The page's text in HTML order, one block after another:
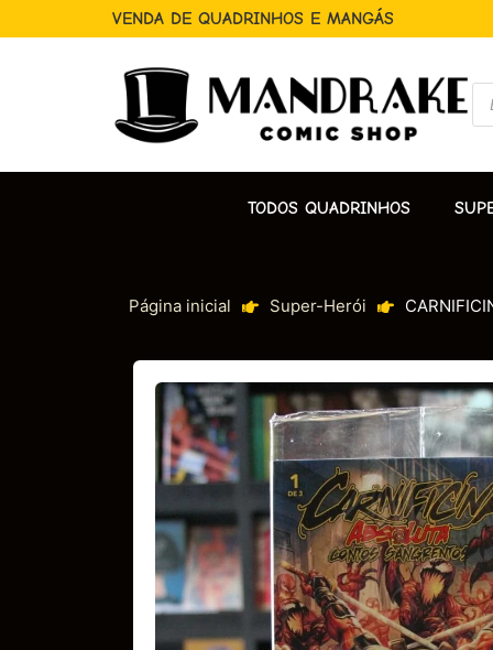
VENDA DE QUADRINHOS E MANGÁS
TODOS QUADRINHOS
Página inicial Super-Herói